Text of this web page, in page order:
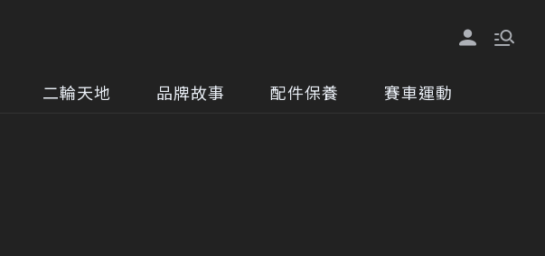
二輪天地 品牌故事 配件保養 賽車運動